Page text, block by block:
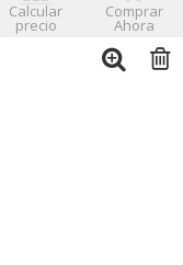
Calcular
precio
Comprar
Ahora